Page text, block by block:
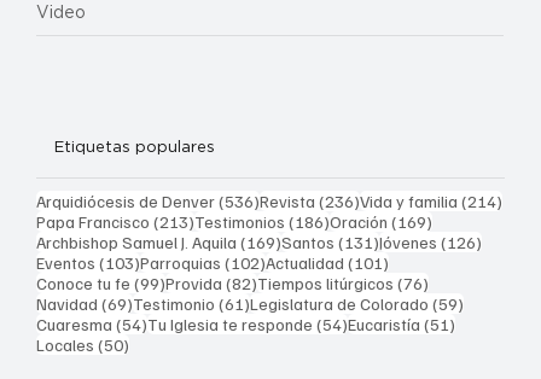
Video
Etiquetas populares
Arquidiócesis de Denver(536)536 entradas
Revista (236)236 entradas
Vida y familia (214)
Papa Francisco (213)213 entradas
Testimonios (186)186 entradas
Oración (169)
Archbishop Samuel J. Aquila (169)169 entradas
Santos (131)131 entradas
Jóvenes (126)
Eventos (103)103 entradas
Parroquias (102)102 entradas
Actualidad (101)
Conoce tu fe (99)99 entradas
Provida (82)82 entradas
Tiempos litúrgicos (76)
Navidad (69)69 entradas
Testimonio (61)61 entradas
Legislatura de Colorado (59)
Cuaresma (54)54 entradas
Tu Iglesia te responde (54)54 entradas
Eucaristía (51)
Locales (50)